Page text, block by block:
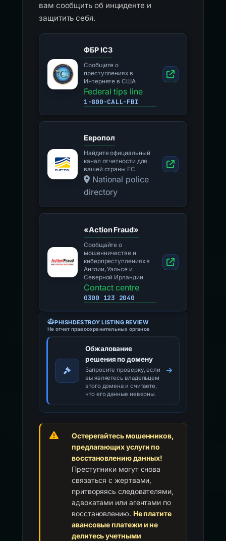
вам сообщить об инциденте и
защитить себя.
ФБР IC3
Сообщите о
преступлениях в
Интернете в США
Federal tips line
1-800-CALL-FBI
Европол
Найдите официальный
канал отчетности для
вашей страны ЕС
National police
directory
«Action Fraud»
Сообщайте о
мошенничестве и
киберпреступлениях в
Англии, Уэльсе и
Северной Ирландии
Contact centre
0300 123 2040
PHISHDESTROY LISTING REVIEW
Не отчет правоохранительных органов
Обжалование
решения по домену
Запросите проверку, если
вы являетесь владельцем
этого домена и считаете,
что его данные неверны.
Остерегайтесь мошенников,
предлагающих услуги по
восстановлению данных!
Преступники могут снова
связаться с жертвами,
притворяясь следователями,
адвокатами или агентами по
восстановлению. Не платите
авансовые платежи и не
делитесь учетными